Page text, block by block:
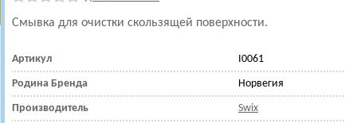
Смывка для очистки скользящей поверхности.
Артикул I0061
Родина Бренда Норвегия
Производитель Swix